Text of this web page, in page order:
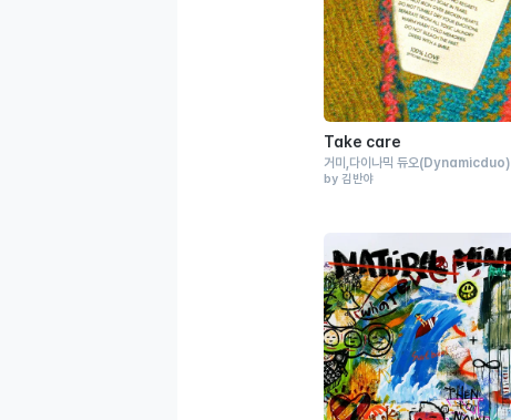
Take care
거미 다이나믹 듀오(Dynamicduo)
by 김반야